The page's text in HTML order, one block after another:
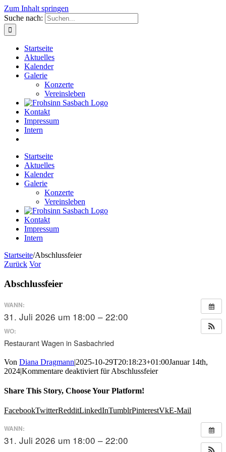
Zum Inhalt springen
Suche nach:
Startseite
Aktuelles
Kalender
Galerie
Konzerte
Vereinsleben
Kontakt
Impressum
Intern
Startseite
Aktuelles
Kalender
Galerie
Konzerte
Vereinsleben
Kontakt
Impressum
Intern
Startseite/Abschlussfeier
Zurück Vor
Abschlussfeier
WANN:
31. Juli 2026 um 18:00 – 22:00
WO:
Restaurant Wagen in Sasbachried
Von Diana Dragmann|2025-10-29T20:18:23+01:00Januar 14th,
2024|Kommentare deaktiviert für Abschlussfeier
Share This Story, Choose Your Platform!
FacebookTwitterRedditLinkedInTumblrPinterestVkE-Mail
WANN:
31. Juli 2026 um 18:00 – 22:00